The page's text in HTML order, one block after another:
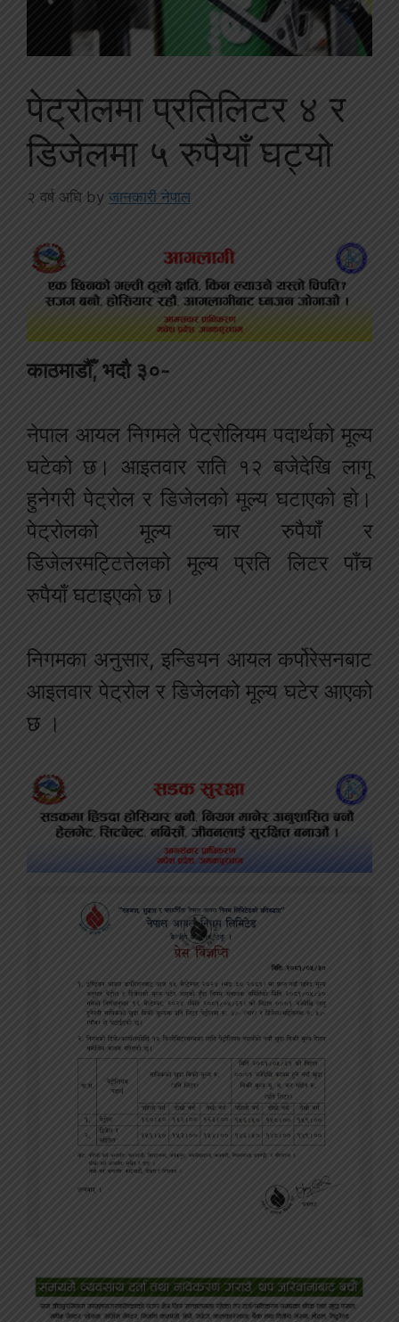
पेट्रोलमा प्रतिलिटर ४ र
डिजेलमा ५ रुपैयाँ घट्यो
२ वर्ष अघि by जानकारी नेपाल
काठमाडौँ, भदौ ३०-
नेपाल आयल निगमले पेट्रोलियम पदार्थको मूल्य
घटेको छ। आइतवार राति १२ बजेदेखि लागू
हुनेगरी पेट्रोल र डिजेलको मूल्य घटाएको हो।
पेट्रोलको मूल्य चार रुपैयाँ र
डिजेलरमट्टितेलको मूल्य प्रति लिटर पाँच
रुपैयाँ घटाइएको छ।
निगमका अनुसार, इन्डियन आयल कर्पोरेसनबाट
आइतवार पेट्रोल र डिजेलको मूल्य घटेर आएको
छ ।